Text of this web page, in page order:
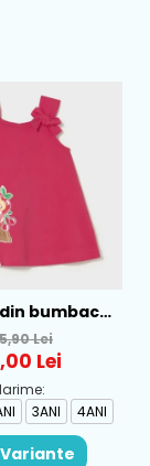
bumbac
Mayoral,
1930-069
Lei
Lei
3ANI 4ANI